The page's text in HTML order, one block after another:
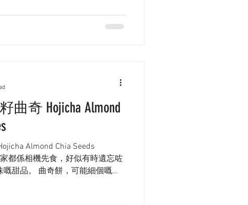
奇 Hojicha Almond
Almond Chia Seeds
都係相機先食，好似有時遺忘咗
甜品。 曲奇餅，可能細個嘅時